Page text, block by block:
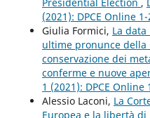
(2021): DPCE Online 1-
Giulia Formici, La
ultime pronunce della
conservazione dei
conferme e nuove
1 (2021): DPCE Online
Alessio Laconi, La
Europea e la libertà